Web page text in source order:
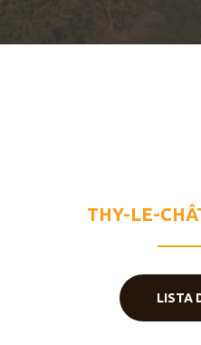
THY-LE-
LISTA